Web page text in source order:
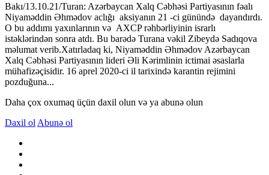
Bakı/13.10.21/Turan: Azərbaycan Xalq Cəbhəsi Partiyasının fəalı
Niyaməddin Əhmədov aclığı aksiyanın 21 -ci günündə dayandırdı.
O bu addımı yaxınlarının və AXCP rəhbərliyinin israrlı
istəklərindən sonra atdı. Bu barədə Turana vəkil Zibeydə Sadıqova
məlumat verib.Xatırladaq ki, Niyaməddin Əhmədov Azərbaycan
Xalq Cəbhəsi Partiyasının lideri Əli Kərimlinin ictimai əsaslarla
mühafizəçisidir. 16 aprel 2020-ci il tarixində karantin rejimini
pozduğuna...
Daha çox oxumaq üçün daxil olun və ya abunə olun
Daxil ol Abunə ol